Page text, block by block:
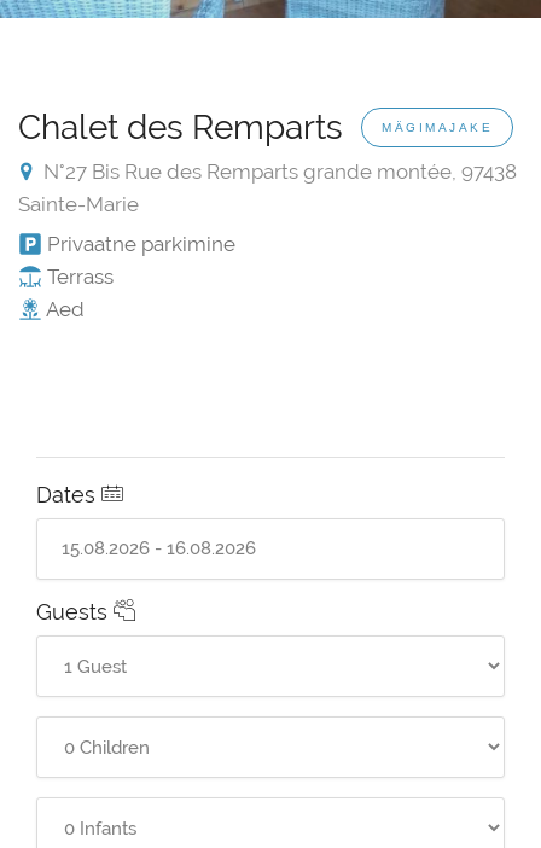
Chalet des Remparts MÄGIMAJAKE
N°27 Bis Rue des Remparts grande montée, 97438
Sainte-Marie
Privaatne parkimine
Terrass
Aed
Dates
Guests